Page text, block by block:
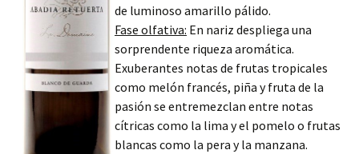
de luminoso amarillo pálido.
Fase olfativa: En nariz despliega una
sorprendente riqueza aromática.
Exuberantes notas de frutas tropicales
como melón francés, piña y fruta de la
pasión se entremezclan entre notas
cítricas como la lima y el pomelo o frutas
blancas como la pera y la manzana.